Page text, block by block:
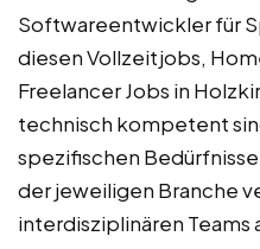
Softwareentwickler für
diesen Vollzeitjobs,
Freelancer Jobs in
technisch kompetent
spezifischen
der jeweiligen Branche
interdisziplinären